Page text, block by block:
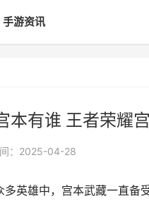
手游资讯
本有谁 王者荣耀
：2025-04-28
英雄中，宫本武藏一直备